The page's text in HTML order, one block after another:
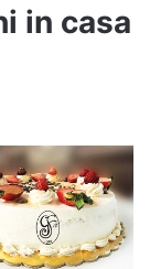
in casa